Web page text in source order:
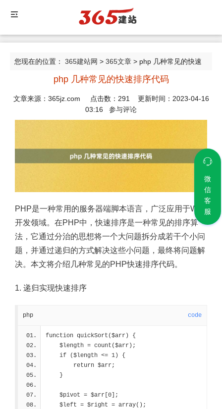
您现在的位置： 365建站网 > 365文章 > php 几种常见的快速
php 几种常见的快速排序代码
文章来源：365jz.com 点击数： 291
更新时间：2023-04-16
03:16 参与评论
PHP是一种常用的服务器端脚本语言，广泛应用于Web
开发领域。在PHP中，快速排序是一种常见的排序算
法，它通过分治的思想将一个大问题拆分成若干个小问
题，并通过递归的方式解决这些小问题，最终将问题解
决。本文将介绍几种常见的PHP快速排序代码。
1. 递归实现快速排序
php code
function quickSort($arr) {
    $length = count($arr);
    if ($length <= 1) {
        return $arr;
    }
    $pivot = $arr[0];
    $left = $right = array();
微
信
客
服